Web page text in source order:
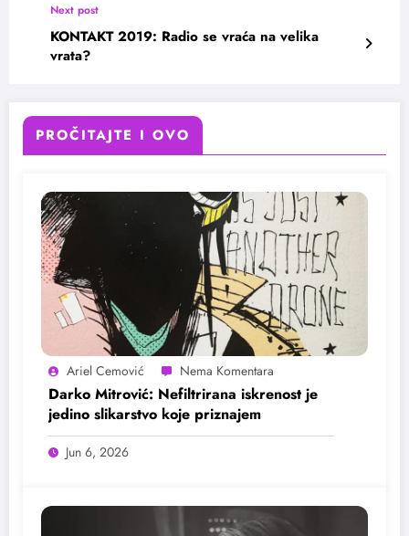
Next post
KONTAKT 2019: Radio se vraća na velika
vrata?
PROČITAJTE I OVO
Ariel Cemović
Darko Mitrović: Nefiltrirana iskrenost je
jedino slikarstvo koje priznajem
Jun 6, 2026